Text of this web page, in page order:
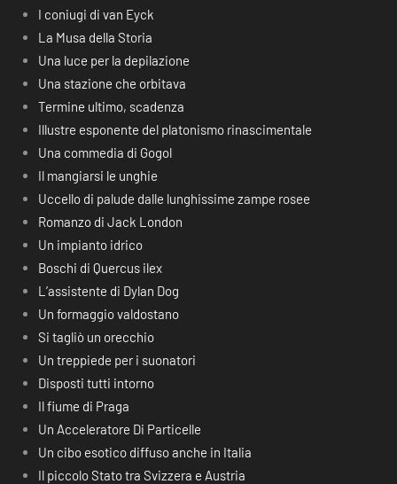
I coniugi di van Eyck
La Musa della Storia
Una luce per la depilazione
Una stazione che orbitava
Termine ultimo, scadenza
Illustre esponente del platonismo rinascimentale
Una commedia di Gogol
Il mangiarsi le unghie
Uccello di palude dalle lunghissime zampe rosee
Romanzo di Jack London
Un impianto idrico
Boschi di Quercus ilex
L’assistente di Dylan Dog
Un formaggio valdostano
Si tagliò un orecchio
Un treppiede per i suonatori
Disposti tutti intorno
Il fiume di Praga
Un Acceleratore Di Particelle
Un cibo esotico diffuso anche in Italia
Il piccolo Stato tra Svizzera e Austria